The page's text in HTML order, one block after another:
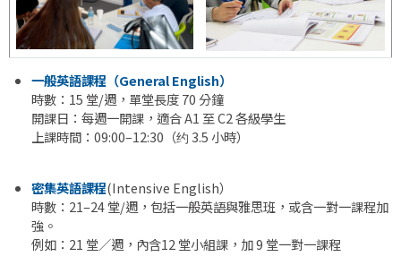
一般英語課程（General English）
時數：15 堂/週，單堂長度 70 分鐘
開課日：每週一開課，適合 A1 至 C2 各級學生
上課時間：09:00–12:30（约 3.5 小時）
密集英語課程(Intensive English）
時數：21–24 堂/週，包括一般英語與雅思班，或含一對一課程加
強。
例如：21 堂／週，內含12 堂小組課，加 9 堂一對一課程